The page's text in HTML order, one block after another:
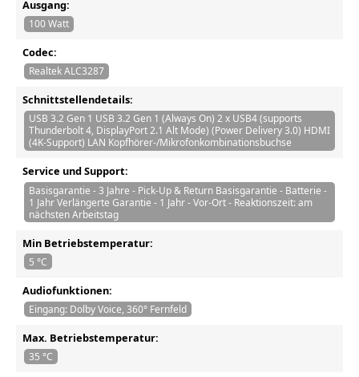
Ausgang:
100 Watt
Codec:
Realtek ALC3287
Schnittstellendetails:
USB 3.2 Gen 1 USB 3.2 Gen 1 (Always On) 2 x USB4 (supports
Thunderbolt 4, DisplayPort 2.1 Alt Mode) (Power Delivery 3.0) HDMI
(4K-Support) LAN Kopfhörer-/Mikrofonkombinationsbuchse
Service und Support:
Basisgarantie - 3 Jahre - Pick-Up & Return Basisgarantie - Batterie -
1 Jahr Verlängerte Garantie - 1 Jahr - Vor-Ort - Reaktionszeit: am
nächsten Arbeitstag
Min Betriebstemperatur:
5 °C
Audiofunktionen:
Eingang: Dolby Voice, 360° Fernfeld
Max. Betriebstemperatur:
35 °C